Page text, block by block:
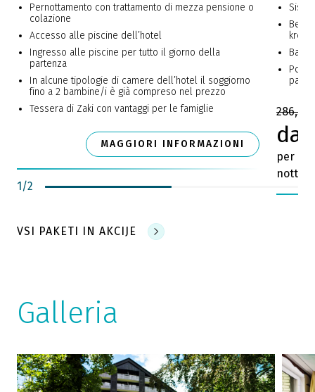
Pernottamento con trattamento di mezza pensione o
colazione
Accesso alle piscine dell’hotel
Ingresso alle piscine per tutto il giorno della
partenza
In alcune tipologie di camere dell’hotel il soggiorno
fino a 2 bambine/i è già compreso nel prezzo
Tessera di Zaki con vantaggi per le famiglie
MAGGIORI INFORMAZIONI
286,50
da
per
notte
1/2
VSI PAKETI IN AKCIJE
Galleria